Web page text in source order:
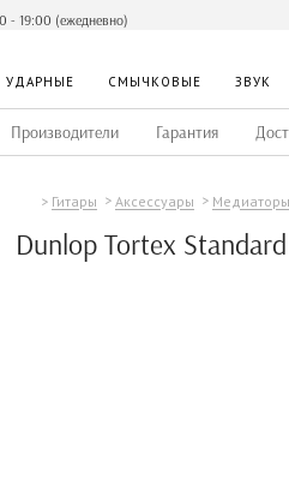
- 19:00 (ежедневно)
УДАРНЫЕ СМЫЧКОВЫЕ ЗВУК
Производители Гарантия
Гитары Аксессуары Медиаторы
Dunlop Tortex Standard